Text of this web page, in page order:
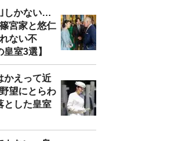
しかない…
宮家と悠仁
ない不
室3選】
かえって近
望にとらわ
とした皇室